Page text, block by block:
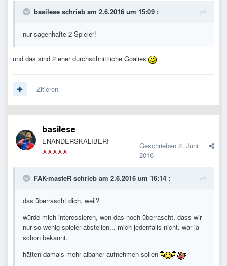
basilese schrieb am 2.6.2016 um 15:09 :
nur sagenhafte 2 Spieler!
und das sind 2 eher durchschnittliche Goalies
Zitieren
basilese
ENANDERSKALIBER! Geschrieben 2. Juni
2016
FAK-masteR schrieb am 2.6.2016 um 16:14 :
das überrascht dich, weil?
würde mich interessieren, wen das noch überrascht, dass wir
nur so wenig spieler abstellen... mich jedenfalls nicht. war ja
schon bekannt.
hätten damals mehr albaner aufnehmen sollen